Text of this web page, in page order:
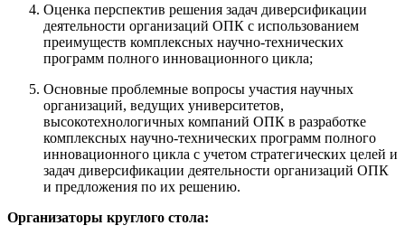
Оценка перспектив решения задач диверсификации
деятельности организаций ОПК с использованием
преимуществ комплексных научно-технических
программ полного инновационного цикла;
Основные проблемные вопросы участия научных
организаций, ведущих университетов,
высокотехнологичных компаний ОПК в разработке
комплексных научно-технических программ полного
инновационного цикла с учетом стратегических целей и
задач диверсификации деятельности организаций ОПК
и предложения по их решению.
Организаторы круглого стола: